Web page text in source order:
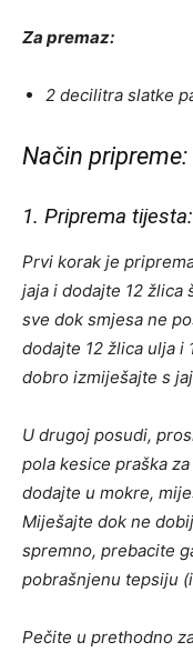
Za premaz:
2 decilitra slatke
Način pripreme:
1. Priprema tijesta:
Prvi korak je
jaja i dodajte 12 žlica
sve dok smjesa ne
dodajte 12 žlica ulja i
dobro izmiješajte s
U drugoj posudi,
pola kesice praška
dodajte u mokre,
Miješajte dok ne
spremno, prebacite
pobrašnjenu tepsiju
Pečite u prethodno